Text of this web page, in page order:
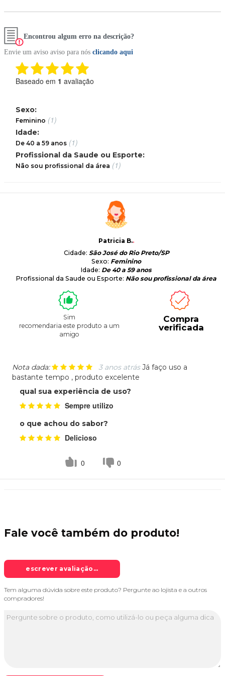
Encontrou algum erro na descrição?
Envie um aviso aviso para nós clicando aqui
Baseado em 1 avaliação
Sexo:
Feminino (1)
Idade:
De 40 a 59 anos (1)
Profissional da Saude ou Esporte:
Não sou profissional da área (1)
Patricia B..
Cidade: São José do Rio Preto/SP
Sexo: Feminino
Idade: De 40 a 59 anos
Profissional da Saude ou Esporte: Não sou profissional da área
Sim
recomendaria este produto a um
amigo
Compra
verificada
Nota dada: 3 anos atrás Já faço uso a
bastante tempo , produto excelente
qual sua experiência de uso?
Sempre utilizo
o que achou do sabor?
Delicioso
0 0
Fale você também do produto!
escrever avaliação...
Tem alguma dúvida sobre este produto? Pergunte ao lojista e a outros
compradores!